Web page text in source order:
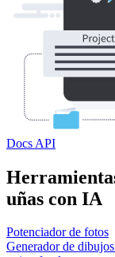
Docs API
uñas con IA
Potenciador de fotos
Generador de